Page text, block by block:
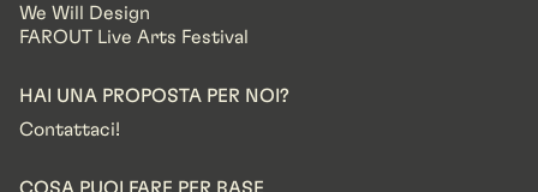
We Will Design
FAROUT Live Arts Festival
HAI UNA PROPOSTA PER NOI?
Contattaci!